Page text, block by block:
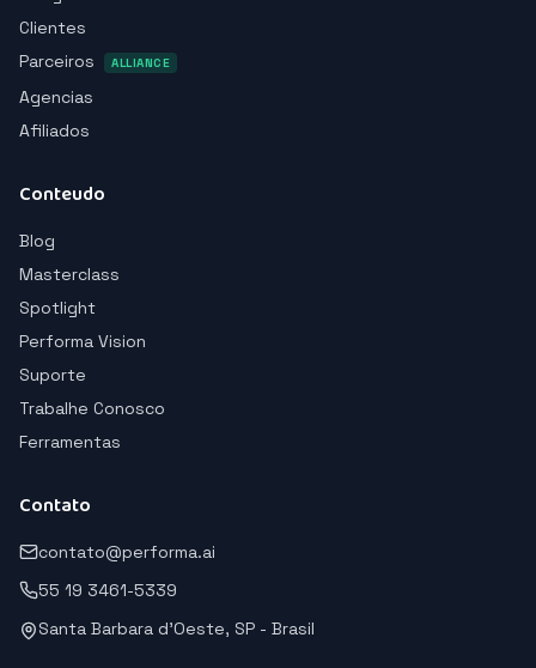
Clientes
Parceiros
ALLIANCE
Agencias
Afiliados
Conteudo
Blog
Masterclass
Spotlight
Performa Vision
Suporte
Trabalhe Conosco
Ferramentas
Contato
contato@performa.ai
55 19 3461-5339
Santa Barbara d'Oeste, SP - Brasil